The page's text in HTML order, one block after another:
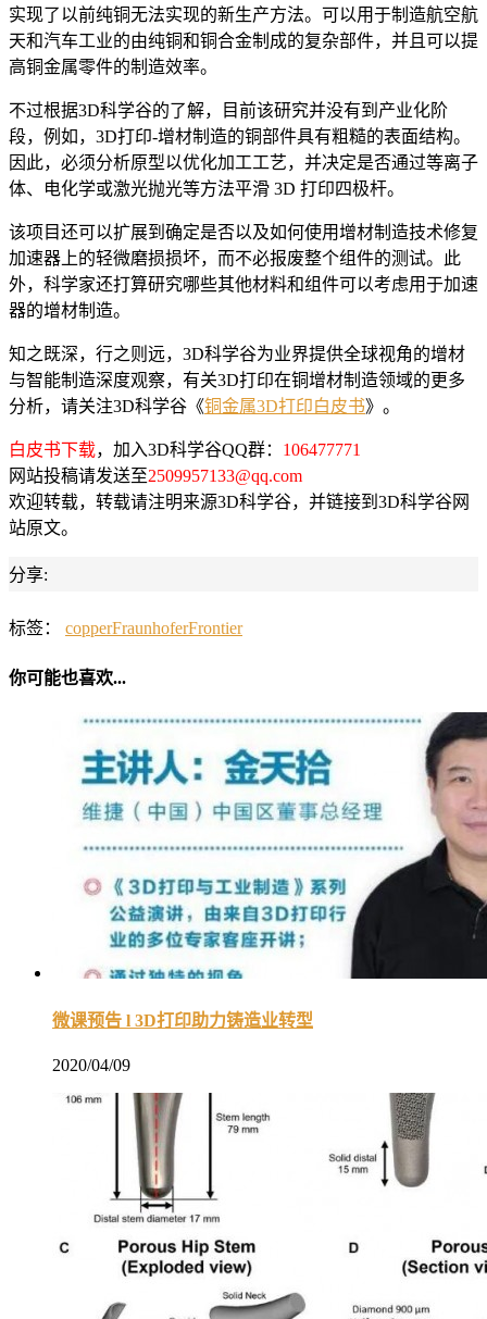
实现了以前纯铜无法实现的新生产方法。可以用于制造航空航
天和汽车工业的由纯铜和铜合金制成的复杂部件，并且可以提
高铜金属零件的制造效率。
不过根据3D科学谷的了解，目前该研究并没有到产业化阶
段，例如，3D打印-增材制造的铜部件具有粗糙的表面结构。
因此，必须分析原型以优化加工工艺，并决定是否通过等离子
体、电化学或激光抛光等方法平滑 3D 打印四极杆。
该项目还可以扩展到确定是否以及如何使用增材制造技术修复
加速器上的轻微磨损损坏，而不必报废整个组件的测试。此
外，科学家还打算研究哪些其他材料和组件可以考虑用于加速
器的增材制造。
知之既深，行之则远，3D科学谷为业界提供全球视角的增材
与智能制造深度观察，有关3D打印在铜增材制造领域的更多
分析，请关注3D科学谷《铜金属3D打印白皮书》。
白皮书下载，加入3D科学谷QQ群： 106477771
网站投稿请发送至2509957133@qq.com
欢迎转载，转载请注明来源3D科学谷，并链接到3D科学谷网
站原文。
分享:
标签： copperFraunhoferFrontier
你可能也喜欢...
微课预告 l 3D打印助力铸造业转型
2020/04/09